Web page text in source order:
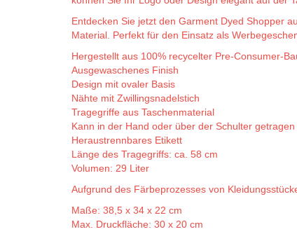
Entdecken Sie jetzt den Garment Dyed Shopper
Material. Perfekt für den Einsatz als
Hergestellt aus 100% recycelter Pre-Consumer-
Ausgewaschenes Finish
Design mit ovaler Basis
Nähte mit Zwillingsnadelstich
Tragegriffe aus Taschenmaterial
Kann in der Hand oder über der Schulter getragen
Heraustrennbares Etikett
Länge des Tragegriffs: ca. 58 cm
Volumen: 29 Liter
Aufgrund des Färbeprozesses von
Maße: 38,5 x 34 x 22 cm
Max. Druckfläche: 30 x 20 cm